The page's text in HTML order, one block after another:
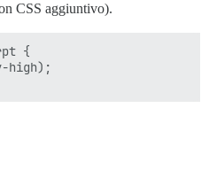
CSS aggiuntivo).
{
high);